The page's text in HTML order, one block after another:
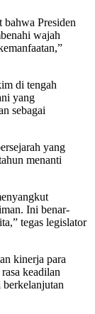
bahwa Presiden
wajah
di tengah
yang
sebagai
yang
menanti
Ini benar-
tegas legislator
kinerja para
keadilan
berkelanjutan